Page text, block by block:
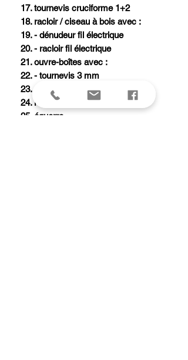
17. tournevis cruciforme 1+2
18. racloir / ciseau à bois avec :
19. - dénudeur fil électrique
20. - racloir fil électrique
21. ouvre-boîtes avec :
22. - tournevis 3 mm
23. règle en mm (230)
24. règle en pouces (9)
25. équerre